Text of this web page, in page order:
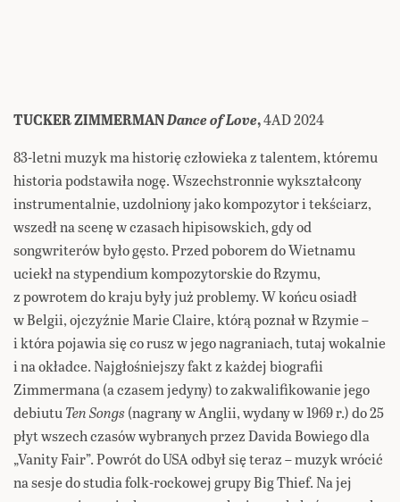
TUCKER ZIMMERMANDance of Love,4AD 2024
83-letni muzyk ma historię człowieka z talentem, któremu
historia podstawiła nogę. Wszechstronnie wykształcony
instrumentalnie, uzdolniony jako kompozytor i tekściarz,
wszedł na scenę w czasach hipisowskich, gdy od
songwriterów było gęsto. Przed poborem do Wietnamu
uciekł na stypendium kompozytorskie do Rzymu,
z powrotem do kraju były już problemy. W końcu osiadł
w Belgii, ojczyźnie Marie Claire, którą poznał w Rzymie –
i która pojawia się co rusz w jego nagraniach, tutaj wokalnie
i na okładce. Najgłośniejszy fakt z każdej biografii
Zimmermana (a czasem jedyny) to zakwalifikowanie jego
debiutuTen Songs(nagrany w Anglii, wydany w 1969 r.) do 25
płyt wszech czasów wybranych przez Davida Bowiego dla
„Vanity Fair”. Powrót do USA odbył się teraz – muzyk wrócić
na sesje do studia folk-rockowej grupy Big Thief. Na jej